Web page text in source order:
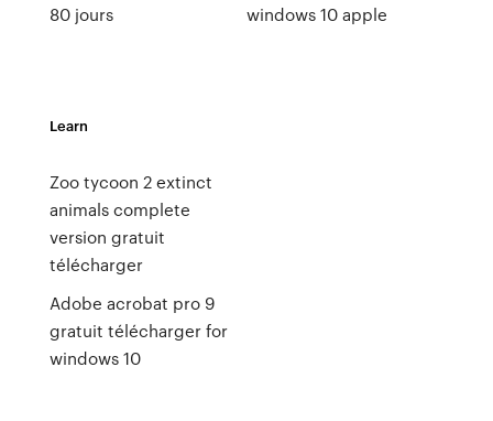
80 jours
windows 10 apple
Learn
Zoo tycoon 2 extinct
animals complete
version gratuit
télécharger
Adobe acrobat pro 9
gratuit télécharger for
windows 10